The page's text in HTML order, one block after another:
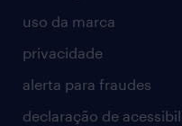
uso da marca
privacidade
alerta para fraudes
declaração de